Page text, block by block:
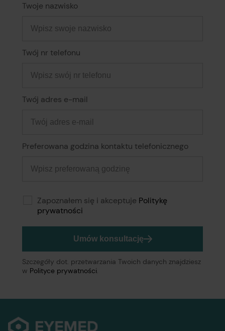
Twoje nazwisko
Twój nr telefonu
Twój adres e-mail
Preferowana godzina kontaktu telefonicznego
Zapoznałem się i akceptuje Politykę
prywatności
Umów konsultację
Szczegóły dot. przetwarzania Twoich danych znajdziesz
w Polityce prywatności.